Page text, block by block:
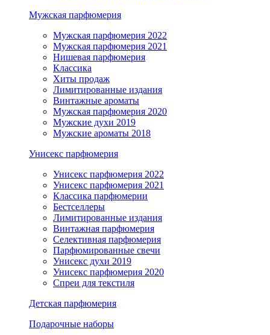
Мужская парфюмерия
Мужская парфюмерия 2022
Мужская парфюмерия 2021
Нишевая парфюмерия
Классика
Хиты продаж
Лимитированные издания
Винтажные ароматы
Мужская парфюмерия 2020
Мужские духи 2019
Мужские ароматы 2018
Унисекс парфюмерия
Унисекс парфюмерия 2022
Унисекс парфюмерия 2021
Классика парфюмерии
Бестселлеры
Лимитированные издания
Винтажная парфюмерия
Селективная парфюмерия
Парфюмированные свечи
Унисекс духи 2019
Унисекс парфюмерия 2020
Спреи для текстиля
Детская парфюмерия
Подарочные наборы